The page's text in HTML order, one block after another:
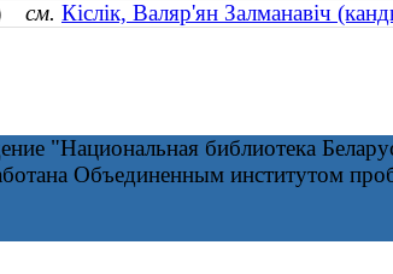
см. Кіслік, Валяр'ян Залманавіч
"Национальная библиотека
Объединенным институтом